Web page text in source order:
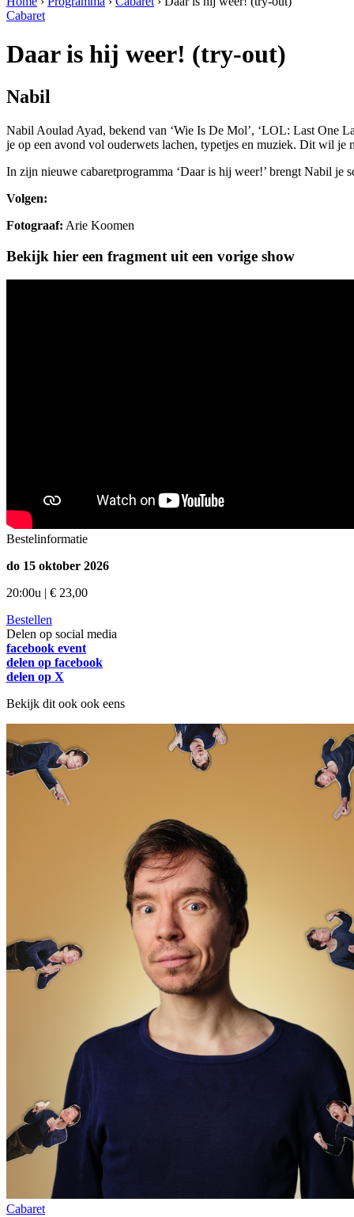
Cabaret
Daar is hij weer! (try-out)
Nabil
Nabil Aoulad Ayad, bekend van ‘Wie Is De Mol’, ‘LOL: Last One
je op een avond vol ouderwets lachen, typetjes en muziek. Dit wil je
In zijn nieuwe cabaretprogramma ‘Daar is hij weer!’ brengt Nabil je
Volgen:
Fotograaf: Arie Koomen
Bekijk hier een fragment uit een vorige show
Bestelinformatie
do 15 oktober 2026
20:00u | € 23,00
Bestellen
Delen op social media
facebook event
delen op facebook
delen op X
Bekijk dit ook ook eens
Cabaret